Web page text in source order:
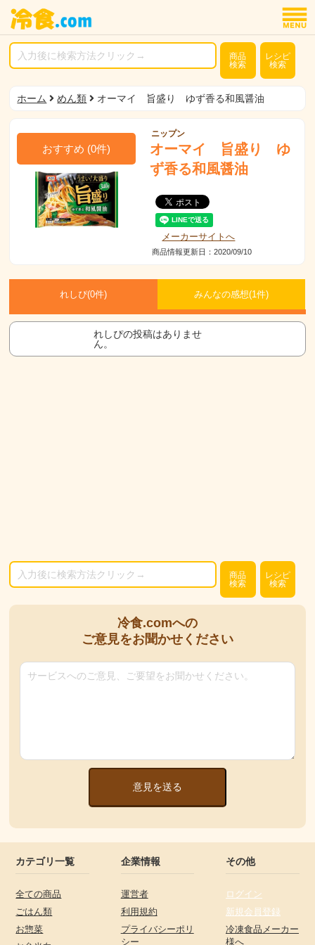
商品
検索
レシピ
検索
ホーム めん類 オーマイ 旨盛り ゆず香る和風醤油
おすすめ (0件)
ニップン
オーマイ 旨盛り ゆ
ず香る和風醤油
メーカーサイトへ
商品情報更新日：2020/09/10
れしぴ(0件) みんなの感想(1件)
れしぴの投稿はありませ
ん。
商品
検索
レシピ
検索
冷食.comへの
ご意見をお聞かせください
意見を送る
カテゴリ一覧
全ての商品
ごはん類
お惣菜
企業情報
運営者
利用規約
プライバシーポリ
シー
その他
ログイン
新規会員登録
冷凍食品メーカー
様へ